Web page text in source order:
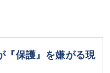
『保護』を嫌がる現